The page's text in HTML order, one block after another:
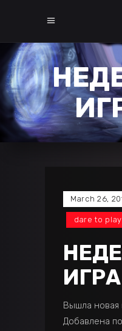
March 26,
dare to play
Вышла новая
Добавлена